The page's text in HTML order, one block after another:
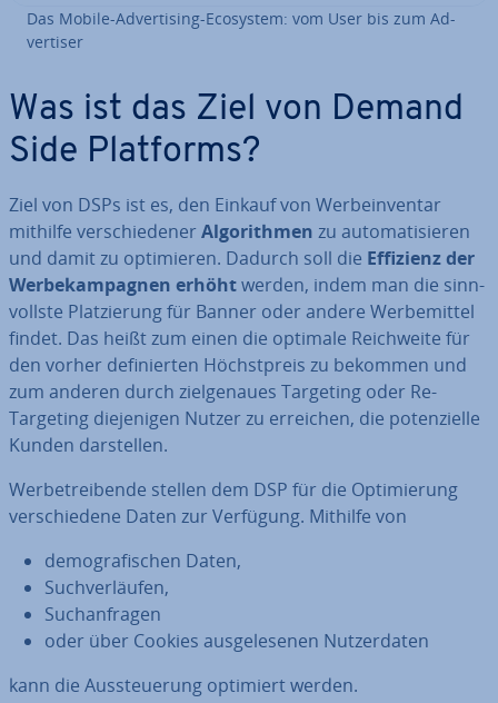
Das Mobile-Ad­ver­ti­sing-Ecosystem: vom User bis zum Ad­
ver­ti­ser
Was ist das Ziel von Demand
Side Platforms?
Ziel von DSPs ist es, den Einkauf von Wer­be­in­ven­tar
mithilfe ver­schie­de­ner Al­go­rith­men zu au­to­ma­ti­sie­ren
und damit zu op­ti­mie­ren. Dadurch soll die Effizienz der
Wer­be­kam­pa­gnen erhöhtwerden, indem man die sinn­
volls­te Plat­zie­rung für Banner oder andere Wer­be­mit­tel
findet. Das heißt zum einen die optimale Reich­wei­te für
den vorher de­fi­nier­ten Höchst­preis zu bekommen und
zum anderen durch ziel­ge­nau­es Targeting oder Re-
Targeting die­je­ni­gen Nutzer zu erreichen, die po­ten­zi­el­le
Kunden dar­stel­len.
Wer­be­trei­ben­de stellen dem DSP für die Op­ti­mie­rung
ver­schie­de­ne Daten zur Verfügung. Mithilfe von
de­mo­gra­fi­schen Daten,
Such­ver­läu­fen,
Such­an­fra­gen
oder über Cookies aus­ge­le­se­nen Nut­zer­da­ten
kann die Aus­steue­rung optimiert werden.